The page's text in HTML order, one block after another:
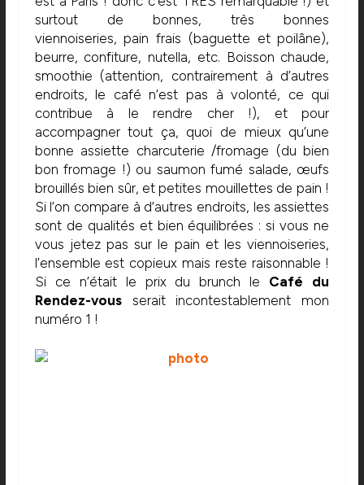
surtout de bonnes, très bonnes
viennoiseries, pain frais (baguette et poilâne),
beurre, confiture, nutella, etc. Boisson chaude,
smoothie (attention, contrairement à d’autres
endroits, le café n’est pas à volonté, ce qui
contribue à le rendre cher !), et pour
accompagner tout ça, quoi de mieux qu’une
bonne assiette charcuterie /fromage (du bien
bon fromage !) ou saumon fumé salade, œufs
brouillés bien sûr, et petites mouillettes de pain !
Si l’on compare à d’autres endroits, les assiettes
sont de qualités et bien équilibrées : si vous ne
vous jetez pas sur le pain et les viennoiseries,
l’ensemble est copieux mais reste raisonnable !
Si ce n’était le prix du brunch le Café du
Rendez-vousserait incontestablement mon
numéro 1 !